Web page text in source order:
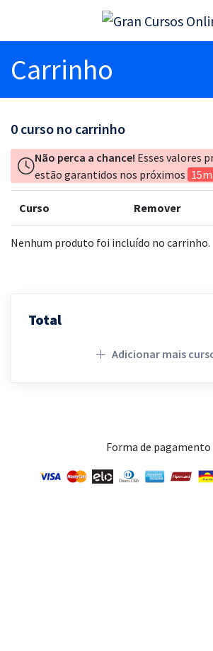
Carrinho
0 curso no carrinho
Não perca a chance! Esses valores
estão garantidos nos próximos
Curso Remover
Nenhum produto foi incluído no carrinho.
Total
Adicionar mais
Forma de pagamento